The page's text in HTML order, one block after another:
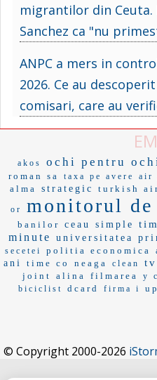
migrantilor din
Sanchez ca "nu
ANPC a mers in
2026. Ce au
comisari, care au
akos ochi pentru ochi
roman sa taxa pe avere air
alma strategic turkish
or monitorul de
banilor ceau simple
minute universitatea
secetei
politia economica
ani
time co neaga clean
joint alina filmarea y
biciclist dcard firma i
© Copyright 2000-2026